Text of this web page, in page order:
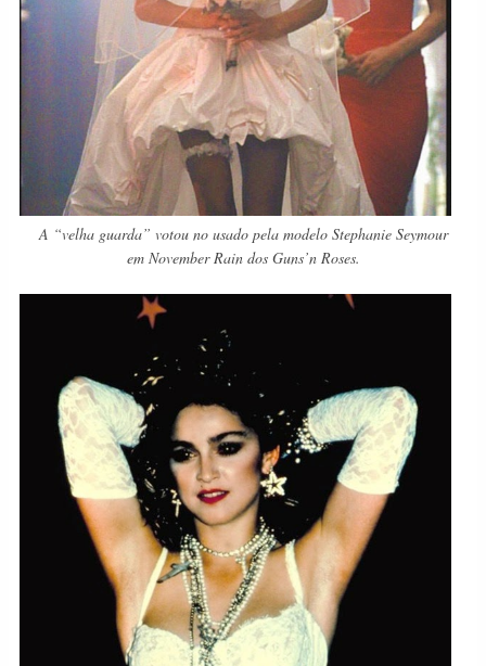
A “velha guarda” votou no usado pela modelo Stephanie Seymour
em November Rain dos Guns’n Roses.